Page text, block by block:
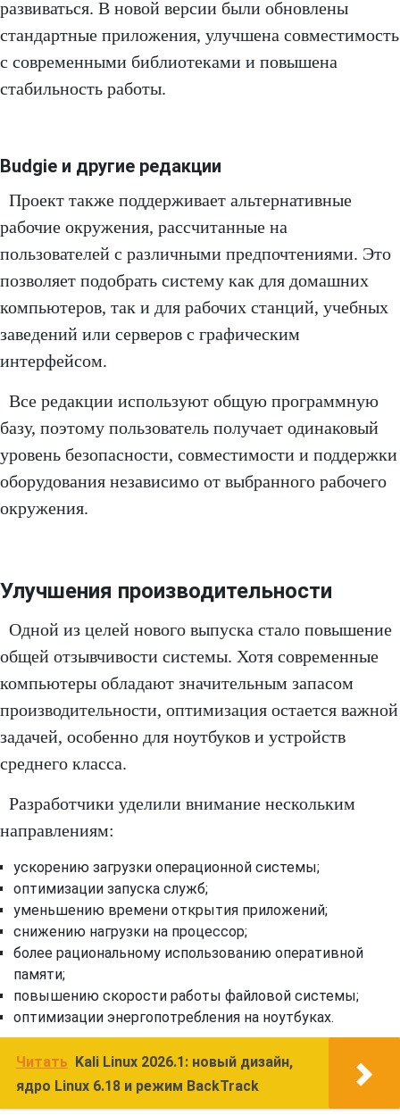
развиваться. В новой версии были обновлены
стандартные приложения, улучшена совместимость
с современными библиотеками и повышена
стабильность работы.
Budgie и другие редакции
Проект также поддерживает альтернативные
рабочие окружения, рассчитанные на
пользователей с различными предпочтениями. Это
позволяет подобрать систему как для домашних
компьютеров, так и для рабочих станций, учебных
заведений или серверов с графическим
интерфейсом.
Все редакции используют общую программную
базу, поэтому пользователь получает одинаковый
уровень безопасности, совместимости и поддержки
оборудования независимо от выбранного рабочего
окружения.
Улучшения производительности
Одной из целей нового выпуска стало повышение
общей отзывчивости системы. Хотя современные
компьютеры обладают значительным запасом
производительности, оптимизация остается важной
задачей, особенно для ноутбуков и устройств
среднего класса.
Разработчики уделили внимание нескольким
направлениям:
ускорению загрузки операционной системы;
оптимизации запуска служб;
уменьшению времени открытия приложений;
снижению нагрузки на процессор;
более рациональному использованию оперативной
памяти;
повышению скорости работы файловой системы;
оптимизации энергопотребления на ноутбуках.
Читать
Kali Linux 2026.1: новый дизайн,
ядро Linux 6.18 и режим BackTrack